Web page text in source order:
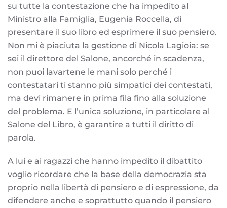
su tutte la contestazione che ha impedito al
Ministro alla Famiglia, Eugenia Roccella, di
presentare il suo libro ed esprimere il suo pensiero.
Non mi è piaciuta la gestione di Nicola Lagioia: se
sei il direttore del Salone, ancorché in scadenza,
non puoi lavartene le mani solo perché i
contestatari ti stanno più simpatici dei contestati,
ma devi rimanere in prima fila fino alla soluzione
del problema. E l’unica soluzione, in particolare al
Salone del Libro, è garantire a tutti il diritto di
parola.
A lui e ai ragazzi che hanno impedito il dibattito
voglio ricordare che la base della democrazia sta
proprio nella libertà di pensiero e di espressione, da
difendere anche e soprattutto quando il pensiero